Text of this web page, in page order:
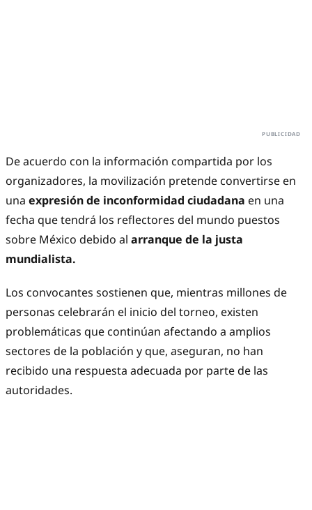
De acuerdo con la información compartida por los
organizadores, la movilización pretende convertirse en
una expresión de inconformidad ciudadana en una
fecha que tendrá los reflectores del mundo puestos
sobre México debido al arranque de la justa
mundialista.
Los convocantes sostienen que, mientras millones de
personas celebrarán el inicio del torneo, existen
problemáticas que continúan afectando a amplios
sectores de la población y que, aseguran, no han
recibido una respuesta adecuada por parte de las
autoridades.